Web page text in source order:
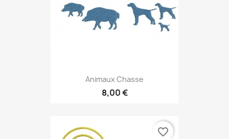
Animaux Chasse
8,00 €
favorite_border